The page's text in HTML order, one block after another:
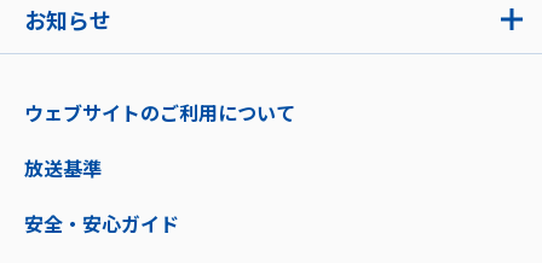
お知らせ
ウェブサイトのご利用について
放送基準
安全・安心ガイド